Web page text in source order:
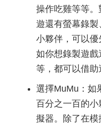
操作吃雞等等
遊還有螢幕錄
小夥伴，可以
如你想錄製遊
等，都可以借助
選擇MuMu：如
百分之一百的
擬器。除了在